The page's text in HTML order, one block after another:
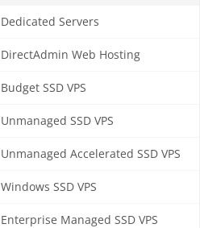
Dedicated Servers
DirectAdmin Web Hosting
Budget SSD VPS
Unmanaged SSD VPS
Unmanaged Accelerated SSD VPS
Windows SSD VPS
Enterprise Managed SSD VPS